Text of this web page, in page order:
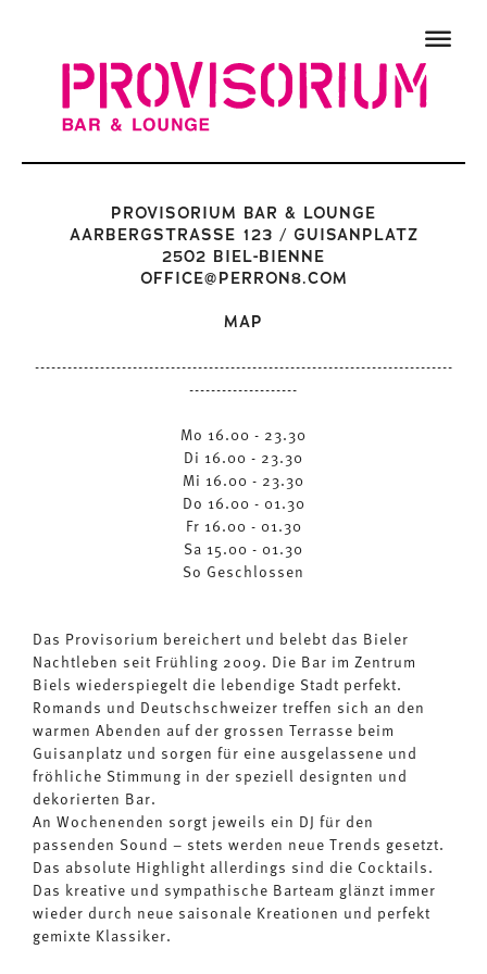
PROVISORIUM BAR & LOUNGE
AARBERGSTRASSE 123 / GUISANPLATZ
2502 BIEL-BIENNE
OFFICE@PERRON8.COM
MAP
-----------------------------------------------------------------------------
--------------------
Mo 16.00 - 23.30
Di 16.00 - 23.30
Mi 16.00 - 23.30
Do 16.00 - 01.30
Fr 16.00 - 01.30
Sa 15.00 - 01.30
So Geschlossen
Das Provisorium bereichert und belebt das Bieler
Nachtleben seit Frühling 2009. Die Bar im Zentrum
Biels wiederspiegelt die lebendige Stadt perfekt.
Romands und Deutschschweizer treffen sich an den
warmen Abenden auf der grossen Terrasse beim
Guisanplatz und sorgen für eine ausgelassene und
fröhliche Stimmung in der speziell designten und
dekorierten Bar.
An Wochenenden sorgt jeweils ein DJ für den
passenden Sound – stets werden neue Trends gesetzt.
Das absolute Highlight allerdings sind die Cocktails.
Das kreative und sympathische Barteam glänzt immer
wieder durch neue saisonale Kreationen und perfekt
gemixte Klassiker.